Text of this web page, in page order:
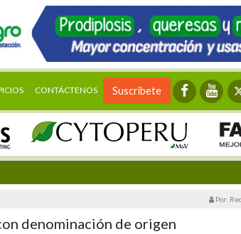
CONTÁCTENOS Suscríbete
Por:
denominación de origen